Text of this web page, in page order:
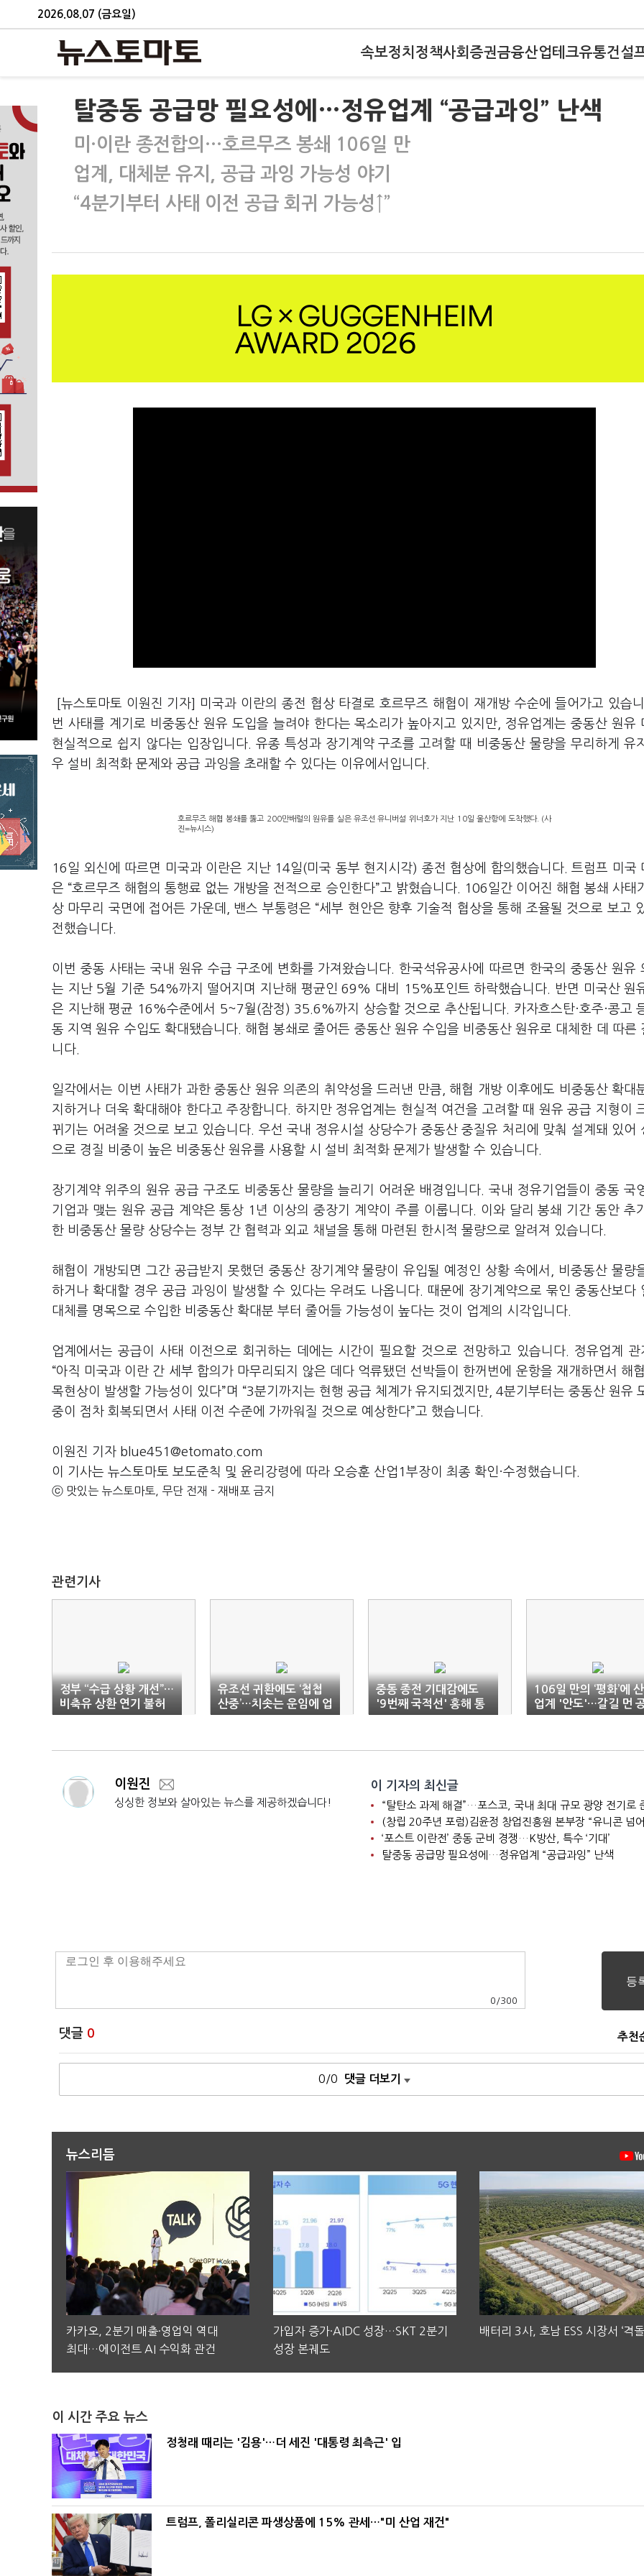
2026.08.07 (금요일)
속보정치 정책사회 증권금융산업테크유통건설
탈중동 공급망 필요성에…정유업계 “공급과잉” 난색
미·이란 종전합의…호르무즈 봉쇄 106일 만
업계, 대체분 유지, 공급 과잉 가능성 야기
“4분기부터 사태 이전 공급 회귀 가능성↑”
[뉴스토마토 이원진 기자] 미국과 이란의 종전 협상 타결로 호르무즈 해협이 재개방 수순에 들어가고 있습
번 사태를 계기로 비중동산 원유 도입을 늘려야 한다는 목소리가 높아지고 있지만, 정유업계는 중동산 원유
현실적으로 쉽지 않다는 입장입니다. 유종 특성과 장기계약 구조를 고려할 때 비중동산 물량을 무리하게 유
우 설비 최적화 문제와 공급 과잉을 초래할 수 있다는 이유에서입니다.
호르무즈 해협 봉쇄를 뚫고 200만배럴의 원유를 실은 유조선 유니버설 위너호가 지난 10일 울산항에 도착했다. (사
진=뉴시스)
16일 외신에 따르면 미국과 이란은 지난 14일(미국 동부 현지시각) 종전 협상에 합의했습니다. 트럼프 미국
은 “호르무즈 해협의 통행료 없는 개방을 전적으로 승인한다”고 밝혔습니다. 106일간 이어진 해협 봉쇄 사태
상 마무리 국면에 접어든 가운데, 밴스 부통령은 “세부 현안은 향후 기술적 협상을 통해 조율될 것으로 보고
전했습니다.
이번 중동 사태는 국내 원유 수급 구조에 변화를 가져왔습니다. 한국석유공사에 따르면 한국의 중동산 원유
는 지난 5월 기준 54%까지 떨어지며 지난해 평균인 69% 대비 15%포인트 하락했습니다. 반면 미국산 원
은 지난해 평균 16%수준에서 5~7월(잠정) 35.6%까지 상승할 것으로 추산됩니다. 카자흐스탄·호주·콩고
동 지역 원유 수입도 확대됐습니다. 해협 봉쇄로 줄어든 중동산 원유 수입을 비중동산 원유로 대체한 데 따른
니다.
일각에서는 이번 사태가 과한 중동산 원유 의존의 취약성을 드러낸 만큼, 해협 개방 이후에도 비중동산 확대
지하거나 더욱 확대해야 한다고 주장합니다. 하지만 정유업계는 현실적 여건을 고려할 때 원유 공급 지형이
뀌기는 어려울 것으로 보고 있습니다. 우선 국내 정유시설 상당수가 중동산 중질유 처리에 맞춰 설계돼 있어
으로 경질 비중이 높은 비중동산 원유를 사용할 시 설비 최적화 문제가 발생할 수 있습니다.
장기계약 위주의 원유 공급 구조도 비중동산 물량을 늘리기 어려운 배경입니다. 국내 정유기업들이 중동 국
기업과 맺는 원유 공급 계약은 통상 1년 이상의 중장기 계약이 주를 이룹니다. 이와 달리 봉쇄 기간 동안 추
한 비중동산 물량 상당수는 정부 간 협력과 외교 채널을 통해 마련된 한시적 물량으로 알려져 있습니다.
해협이 개방되면 그간 공급받지 못했던 중동산 장기계약 물량이 유입될 예정인 상황 속에서, 비중동산 물량
하거나 확대할 경우 공급 과잉이 발생할 수 있다는 우려도 나옵니다. 때문에 장기계약으로 묶인 중동산보다
대체를 명목으로 수입한 비중동산 확대분 부터 줄어들 가능성이 높다는 것이 업계의 시각입니다.
업계에서는 공급이 사태 이전으로 회귀하는 데에는 시간이 필요할 것으로 전망하고 있습니다. 정유업계 관
“아직 미국과 이란 간 세부 합의가 마무리되지 않은 데다 억류됐던 선박들이 한꺼번에 운항을 재개하면서 해
목현상이 발생할 가능성이 있다”며 “3분기까지는 현행 공급 체계가 유지되겠지만, 4분기부터는 중동산 원유
중이 점차 회복되면서 사태 이전 수준에 가까워질 것으로 예상한다”고 했습니다.
이원진 기자 blue451@etomato.com
이 기사는 뉴스토마토 보도준칙 및 윤리강령에 따라 오승훈 산업1부장이 최종 확인·수정했습니다.
ⓒ 맛있는 뉴스토마토, 무단 전재 - 재배포 금지
관련기사
정부 “수급 상황 개선”…
비축유 상환 연기 불허
에 정유업계 ‘반발’
유조선 귀환에도 ‘첩첩
산중’…치솟는 운임에 업
계 ‘한숨’
중동 종전 기대감에도
'9번째 국적선' 홍해 통
과
106일 만의 ‘평화’에 산
업계 '안도'…갈길 먼
급망 복구
이원진
싱싱한 정보와 살아있는 뉴스를 제공하겠습니다!
이 기자의 최신글
“탈탄소 과제 해결”…포스코, 국내 최대 규모 광양 전기로
‘포스트 이란전’ 중동 군비 경쟁…K방산, 특수 ‘기대’
탈중동 공급망 필요성에…정유업계 “공급과잉” 난색
0 /300
댓글 0 추천
0/0 댓글 더보기
뉴스리듬
카카오, 2분기 매출·영업익 역대
최대…에이전트 AI 수익화 관건
가입자 증가·AIDC 성장…SKT 2분기
성장 본궤도
배터리 3사, 호남 ESS 시장서 ‘격돌
이 시간 주요 뉴스
정청래 때리는 '김용'…더 세진 '대통령 최측근' 입
트럼프, 폴리실리콘 파생상품에 15% 관세…"미 산업 재건"